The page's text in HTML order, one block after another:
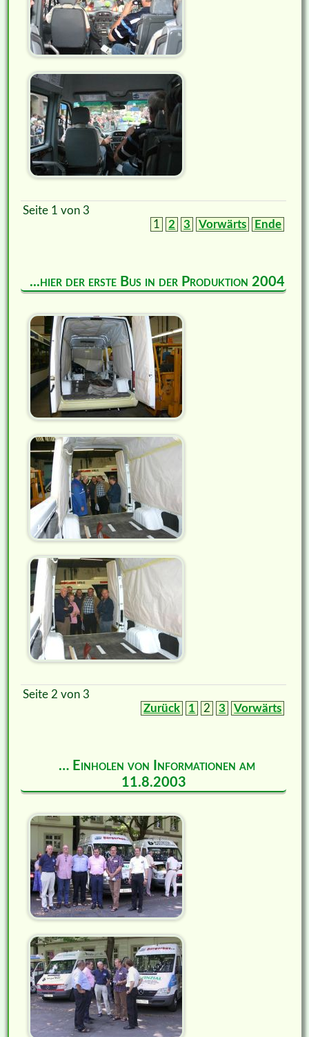
Seite 1 von 3
1
2 3 Vorwärts Ende
...hier der erste Bus in der Produktion 2004
Seite 2 von 3
Zurück
1 2 3 Vorwärts
… Einholen von Informationen am
11.8.2003